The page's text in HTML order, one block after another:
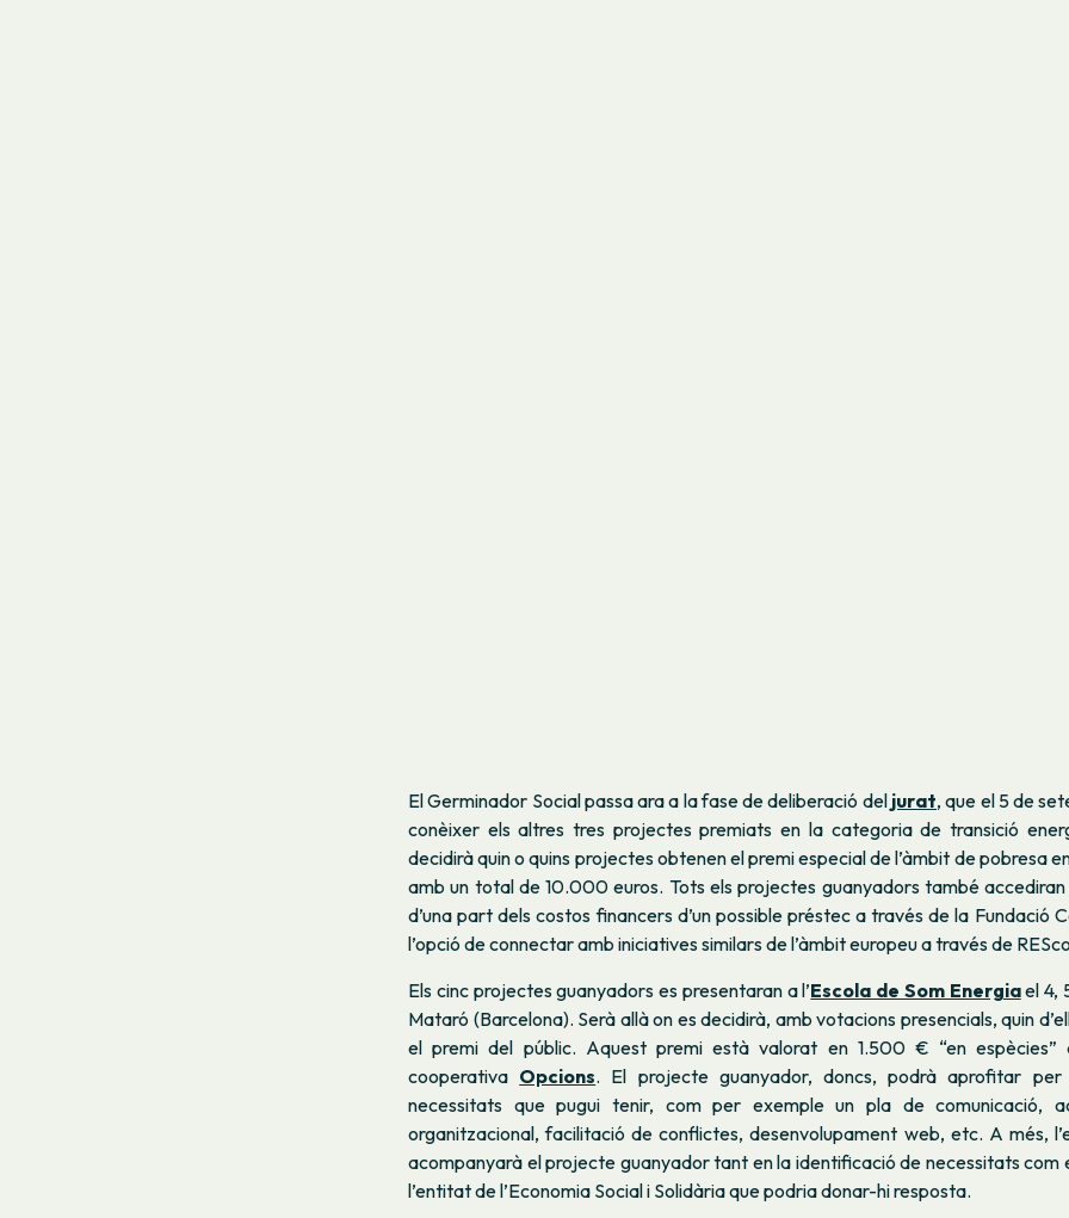
El Germinador Social passa ara a la fase de deliberació del jurat, que el 5 de
conèixer els altres tres projectes premiats en la categoria de transició
decidirà quin o quins projectes obtenen el premi especial de l’àmbit de pobresa
amb un total de 10.000 euros. Tots els projectes guanyadors també
d’una part dels costos financers d’un possible préstec a través de la Fundació
l’opció de connectar amb iniciatives similars de l’àmbit europeu a través de
Els cinc projectes guanyadors es presentaran a l’Escola de Som Energiael 4,
Mataró (Barcelona). Serà allà on es decidirà, amb votacions presencials, quin
el premi del públic. Aquest premi està valorat en 1.500 € “en
cooperativa Opcions. El projecte guanyador, doncs, podrà aprofitar per
necessitats que pugui tenir, com per exemple un pla de comunicació,
organitzacional, facilitació de conflictes, desenvolupament web, etc. A més,
acompanyarà el projecte guanyador tant en la identificació de necessitats com
l’entitat de l’Economia Social i Solidària que podria donar-hi resposta.